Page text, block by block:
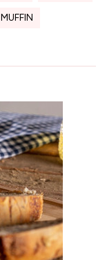
MUFFIN